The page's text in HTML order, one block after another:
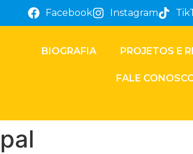
Facebook Instagram
BIOGRAFIA PROJETOS E
FALE